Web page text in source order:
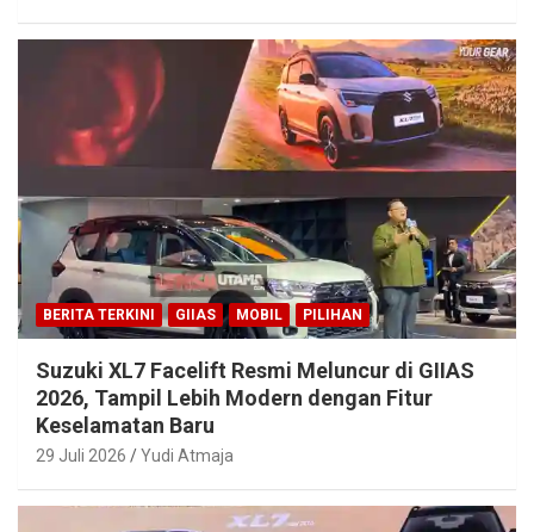
BERITA TERKINI GIIAS MOBIL PILIHAN
Suzuki XL7 Facelift Resmi Meluncur di GIIAS
2026, Tampil Lebih Modern dengan Fitur
Keselamatan Baru
29 Juli 2026 Yudi Atmaja